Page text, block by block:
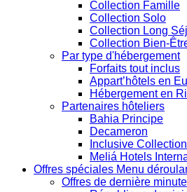
Collection Famille
Collection Solo
Collection Long
Collection Bien-
Par type d'hébergement
Forfaits tout inclus
Appart’hôtels en
Hébergement en
Partenaires hôteliers
Bahia Principe
Decameron
Inclusive
Meliá Hotels
Offres spéciales Menu
Offres de dernière minute